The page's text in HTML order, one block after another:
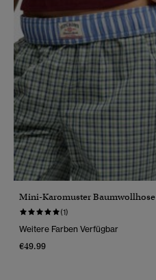
Mini-Karomuster Baumwollhose
(1)
Weitere Farben Verfügbar
€49.99